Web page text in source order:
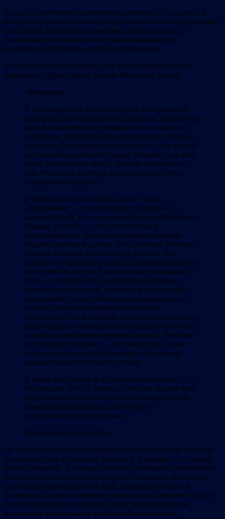
Только по истечении ультиматума англичан и Сохнута и в
ответ на отсрочку исполнения приговора на неопределенный
срок ЭЦеЛ освободил заложников. Этот шаг создал
благоприятную психологическую обстановку для
окончательной отмены смертного приговора.
Из своей тюремной камеры Дов Грунер пишет письмо
командиру «Иргун Цваи Леуми» Менахему Бегину.
«Командир.
Я благодарю Вас от всего сердца за моральную
поддержку, которую Вы мне оказали в эти роковые
дни. Вы можете быть уверены, что что бы ни
случилось, я буду помнить наше учение, учение о
„величии, благородстве и твердости“, и не уроню
достоинства еврейского борца. Разумеется, я хочу
жить. Кто этого не хочет? Но если я сожалею о
том, что жизнь кончена, то лишь потому, что я
слишком мало сделал.
У еврейства много путей. Один — путь
„еврейчиков“ — путь отказа от традиций и
национализма, т. е. путь самоубийства Еврейского
Народа. Другой — путь слепой веры в
переговоры, как будто существование народа
подобно торговой сделке. Путь, полный уступок и
отказов, который ведет назад в рабство. Мы
должны всегда помнить, что и в Варшавском гетто
было 300.000 евреев. Единственно правильный
путь — это путь ЭЦеЛ, который не отрицает
политических усилий, разумеется, без уступки
пяди нашей страны, ибо она наша целиком; но
если эти усилия не приносят желаемых
результатов, готов любыми средствами бороться за
нашу страну и свободу, которые одни и являются
залогом существования нашего народа. Упорство
и готовность к борьбе — вот наш путь — даже
если он иногда и ведет на эшафот, ибо только
кровью можно освободить страну.
Я пишу эти строки за 48 часов перед казнью — в
эти часы не лгут. Я клянусь, что если бы мне был
предоставлен выбор начать все сначала, я снова
пошел бы тем же путем, не считаясь с
возможными последствиями.
Ваш верный солдат Дов».
На этот раз дело Грунера нарушило спокойствие не только в
Палестине, но и в столицах Европы и Америки — и прежде
всего в Лондоне. В столице Англии усиливались требования
уйти из Палестины пока не поздно. Похищение Колинса и
судьи Виндхама повергло в ужас английские власти в
Палестине. Семьи чиновников гражданской администрации
были отправлены в Англию, а сами чиновники были
поселены в специальных «районах безопасности»,